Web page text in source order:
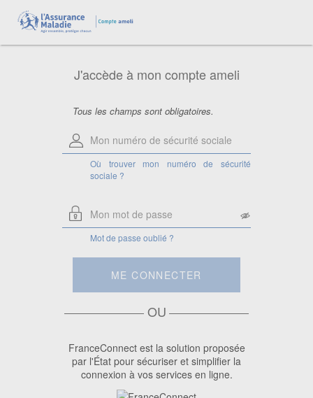
J'accède à mon compte ameli
Tous les champs sont obligatoires.
Où trouver mon numéro de sécurité
sociale ?
sociale
Saisissez votre numéro de sécurité
Attention, si vous êtes ayant droit,
saisissez le numéro de sécurité sociale
rattaché.
Mot de passe oublié ?
ME CONNECTER
OU
FranceConnect est la solution proposée
par l'État pour sécuriser et simplifier la
connexion à vos services en ligne.